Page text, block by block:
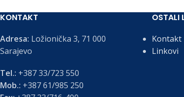
KONTAKT
Adresa: Ložionička 3, 71 000
Sarajevo
Tel.: +387 33/723 550
Mob.: +387 61/985 250
OSTALI
Kontakt
Linkovi